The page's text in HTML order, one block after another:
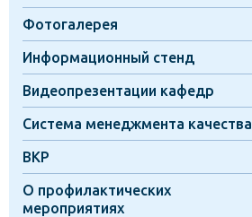
Фотогалерея
Информационный стенд
Видеопрезентации кафедр
Система менеджмента качества
ВКР
О профилактических
мероприятиях